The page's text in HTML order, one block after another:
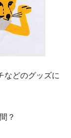
などのグッズに
？